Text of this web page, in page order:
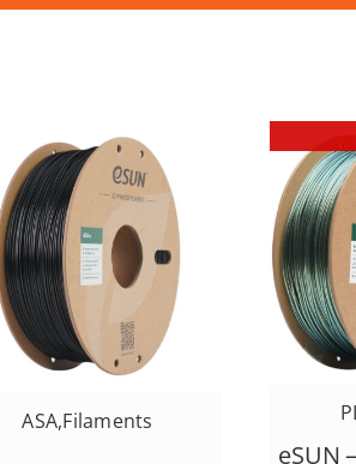
ASA,Filaments
eSUN